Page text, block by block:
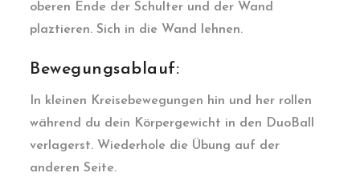
oberen Ende der Schulter und der Wand
plaztieren. Sich in die Wand lehnen.
Bewegungsablauf:
In kleinen Kreisebewegungen hin und her rollen
während du dein Körpergewicht in den DuoBall
verlagerst. Wiederhole die Übung auf der
anderen Seite.